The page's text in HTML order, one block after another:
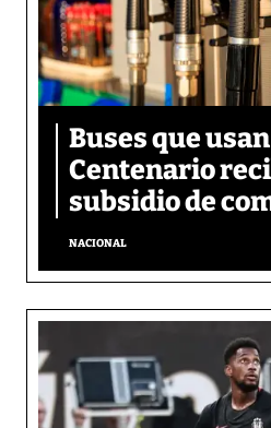
Buses que
Centenario
subsidio de
NACIONAL